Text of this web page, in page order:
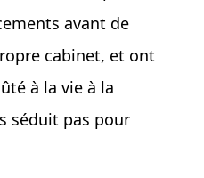
avant de
cabinet, et ont
à la vie à la
séduit pas pour